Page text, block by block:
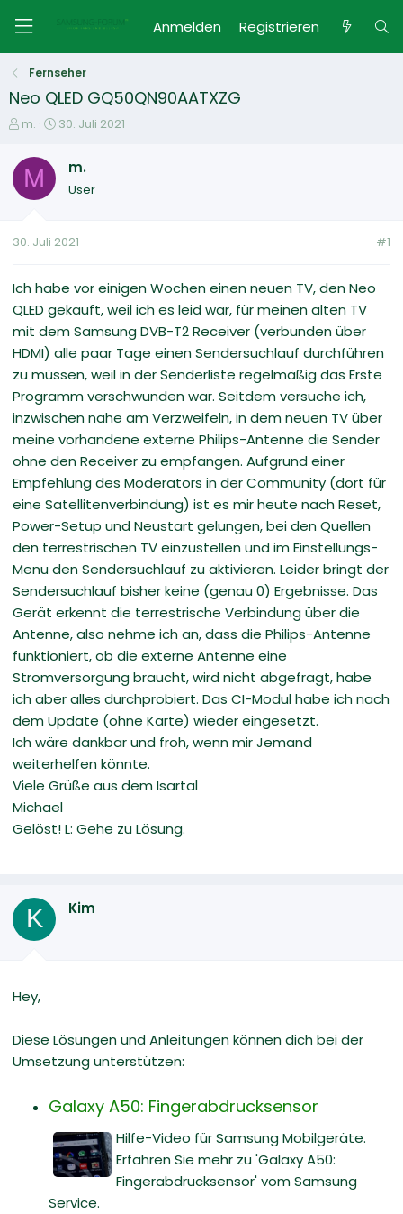
Anmelden Registrieren
Fernseher
Neo QLED GQ50QN90AATXZG
E
s
e
e
m.
E
t
m
30. Juli 2021
M m.
User
30. Juli 2021 #1
Ich habe vor einigen Wochen einen neuen TV, den Neo
QLED gekauft, weil ich es leid war, für meinen alten TV
mit dem Samsung DVB-T2 Receiver (verbunden über
HDMI) alle paar Tage einen Sendersuchlauf durchführen
zu müssen, weil in der Senderliste regelmäßig das Erste
Programm verschwunden war. Seitdem versuche ich,
inzwischen nahe am Verzweifeln, in dem neuen TV über
meine vorhandene externe Philips-Antenne die Sender
ohne den Receiver zu empfangen. Aufgrund einer
Empfehlung des Moderators in der Community (dort für
eine Satellitenverbindung) ist es mir heute nach Reset,
Power-Setup und Neustart gelungen, bei den Quellen
den terrestrischen TV einzustellen und im Einstellungs-
Menu den Sendersuchlauf zu aktivieren. Leider bringt der
Sendersuchlauf bisher keine (genau 0) Ergebnisse. Das
Gerät erkennt die terrestrische Verbindung über die
Antenne, also nehme ich an, dass die Philips-Antenne
funktioniert, ob die externe Antenne eine
Stromversorgung braucht, wird nicht abgefragt, habe
ich aber alles durchprobiert. Das CI-Modul habe ich nach
dem Update (ohne Karte) wieder eingesetzt.
Ich wäre dankbar und froh, wenn mir Jemand
weiterhelfen könnte.
Viele Grüße aus dem Isartal
Michael
Gelöst! L: Gehe zu Lösung.
K Kim
Hey,
Diese Lösungen und Anleitungen können dich bei der
Umsetzung unterstützen:
Galaxy A50: Fingerabdrucksensor
Hilfe-Video für Samsung Mobilgeräte.
Erfahren Sie mehr zu 'Galaxy A50:
Fingerabdrucksensor' vom Samsung
Service.